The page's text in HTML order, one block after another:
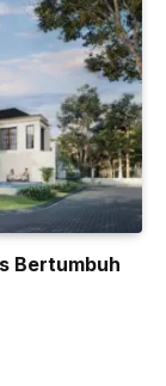
Bertumbuh